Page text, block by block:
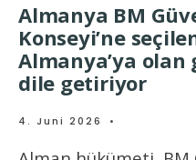
Almanya BM
Konseyi’ne
Almanya’ya
dile getiriyor
4. Juni 2026 •